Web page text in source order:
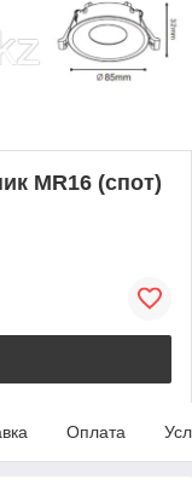
MR16 (спот)
Оплата